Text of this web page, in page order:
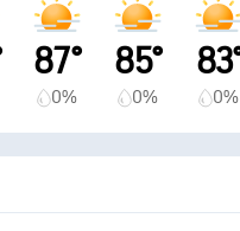
87°
0%
85°
0% 0%